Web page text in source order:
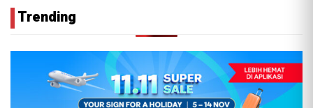
Trending